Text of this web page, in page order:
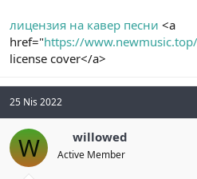
лицензия на кавер песни <a
href="https://www.newmusic.top/
license cover</a>
25 Nis 2022
W willowed
Active Member